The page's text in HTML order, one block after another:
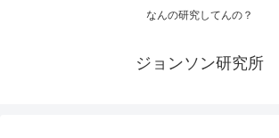
なんの研究してんの？
ジョンソン研究所